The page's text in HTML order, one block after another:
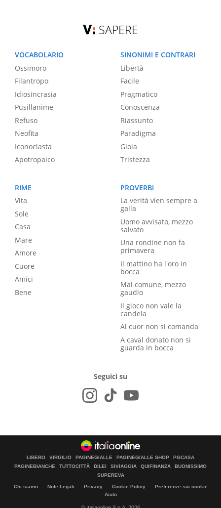
SAPERE
VOCABOLARIO
Ossimoro
Filantropo
Idiosincrasia
Pusillanime
Refuso
Neofita
Iconoclasta
Apotropaico
SINONIMI E CONTRARI
Libertà
Facile
Pragmatico
Conoscenza
Riassunto
Paradigma
Gioia
Tristezza
RIME
Vita
Sole
Casa
Mare
Amore
Cuore
Amici
Bene
PROVERBI
La verità vien sempre a
galla
Uomo avvisato, mezzo
salvato
Una rondine non fa
primavera
Il mattino ha l'oro in
bocca
Mal comune, mezzo
gaudio
Il gioco non vale la
candela
Al cuor non si comanda
A caval donato non si
guarda in bocca
Seguici su
LIBERO VIRGILIO PAGINEGIALLE PAGINEGIALLE SHOP
PGCASA
PAGINEBIANCHE
TUTTOCITTÀ DILEI SIVIAGGIA QUIFINANZA
BUONISSIMO
SUPEREVA
Chi siamo Note Legali Privacy Cookie Policy
Preferenze sui cookie
Aiuto